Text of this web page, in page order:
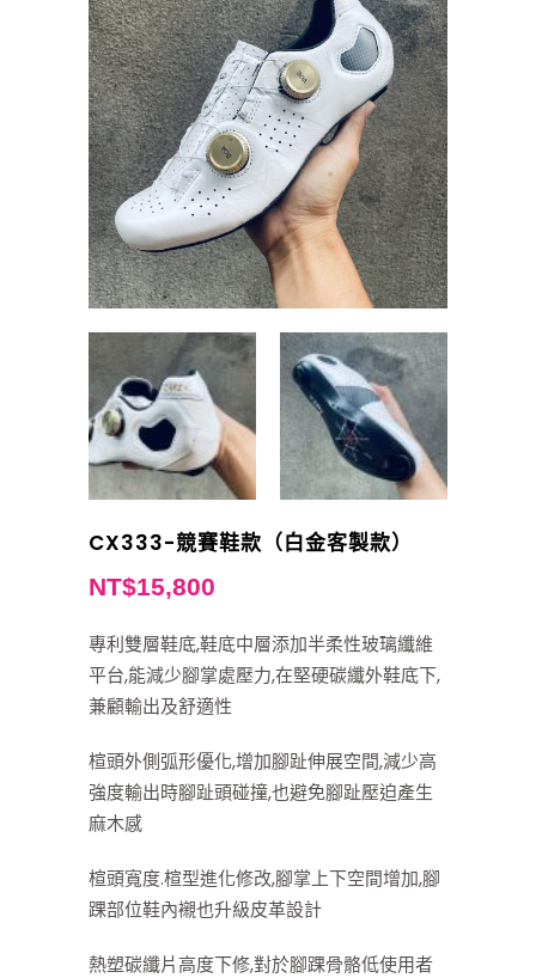
CX333-競賽鞋款（白金客製款）
NT$15,800
專利雙層鞋底,鞋底中層添加半柔性玻璃纖維
平台,能減少腳掌處壓力,在堅硬碳纖外鞋底下,
兼顧輸出及舒適性
楦頭外側弧形優化,增加腳趾伸展空間,減少高
強度輸出時腳趾頭碰撞,也避免腳趾壓迫產生
麻木感
楦頭寬度.楦型進化修改,腳掌上下空間增加,腳
踝部位鞋內襯也升級皮革設計
熱塑碳纖片高度下修,對於腳踝骨骼低使用者